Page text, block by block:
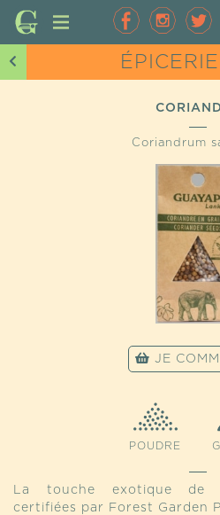
Coriandrum
JE
POUDRE
La touche exotique de
certifiées par Forest Garden